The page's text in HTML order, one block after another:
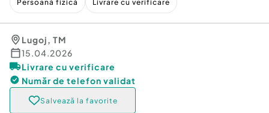
Persoană fizică Livrare cu verificare
Lugoj, TM
15.04.2026
Livrare cu verificare
Număr de telefon validat
Salvează la favorite